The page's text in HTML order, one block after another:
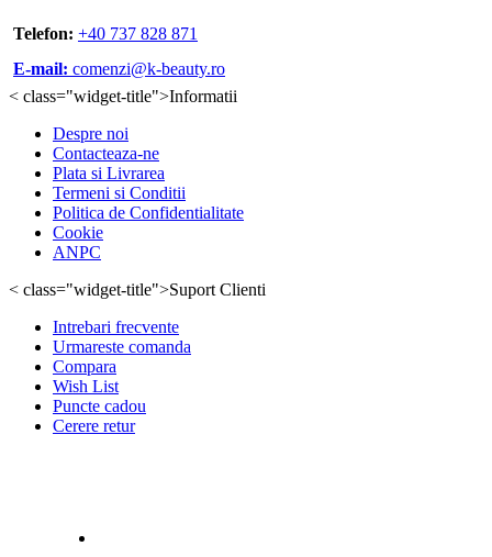
Telefon: +40 737 828 871
E-mail: comenzi@k-beauty.ro
< class="widget-title">Informatii
Despre noi
Contacteaza-ne
Plata si Livrarea
Termeni si Conditii
Politica de Confidentialitate
Cookie
ANPC
< class="widget-title">Suport Clienti
Intrebari frecvente
Urmareste comanda
Compara
Wish List
Puncte cadou
Cerere retur